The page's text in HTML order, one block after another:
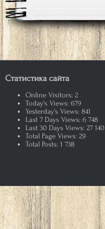
Статистика сайта
Online Visitors: 2
Today's Views: 679
Yesterday's Views: 841
Last 7 Days Views: 6 748
Last 30 Days Views: 27 140
Total Page Views: 29
Total Posts: 1 738